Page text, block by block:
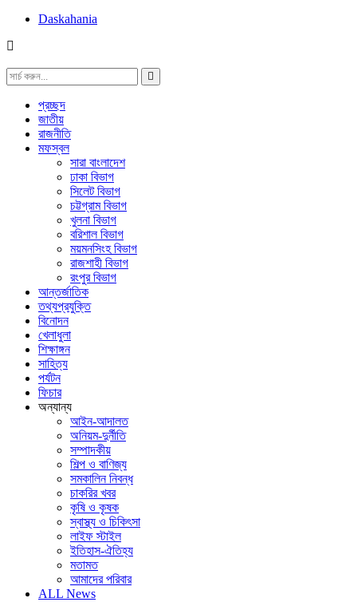
Daskahania
প্রচ্ছদ
জাতীয়
রাজনীতি
মফস্বল
সারা বাংলাদেশ
ঢাকা বিভাগ
সিলেট বিভাগ
চট্টগ্রাম বিভাগ
খুলনা বিভাগ
বরিশাল বিভাগ
ময়মনসিংহ বিভাগ
রাজশাহী বিভাগ
রংপুর বিভাগ
আন্তর্জাতিক
তথ্যপ্রযুক্তি
বিনোদন
খেলাধুলা
শিক্ষাঙ্গন
সাহিত্য
পর্যটন
ফিচার
অন্যান্য
আইন-আদালত
অনিয়ম-দুর্নীতি
সম্পাদকীয়
শিল্প ও বাণিজ্য
সমকালিন নিবন্ধ
চাকরির খবর
কৃষি ও কৃষক
স্বাস্থ্য ও চিকিৎসা
লাইফ স্টাইল
ইতিহাস-ঐতিহ্য
মতামত
আমাদের পরিবার
ALL News